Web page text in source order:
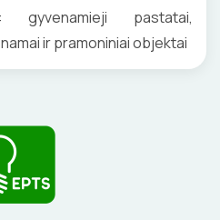
ĮRANKIAI
gyvenamieji pastatai,
ir pramoniniai objektai